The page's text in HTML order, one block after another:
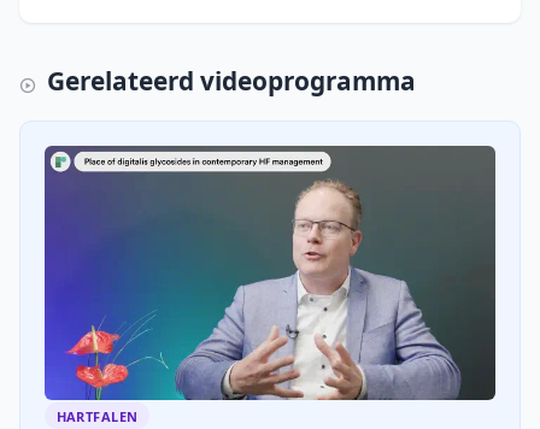
Gerelateerd videoprogramma
HARTFALEN